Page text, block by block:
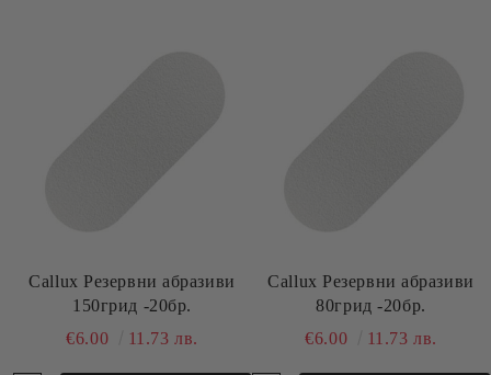
Callux Резервни абразиви
150грид -20бр.
€6.00
11.73 лв.
Callux Резервни абразиви
80грид -20бр.
€6.00
11.73 лв.